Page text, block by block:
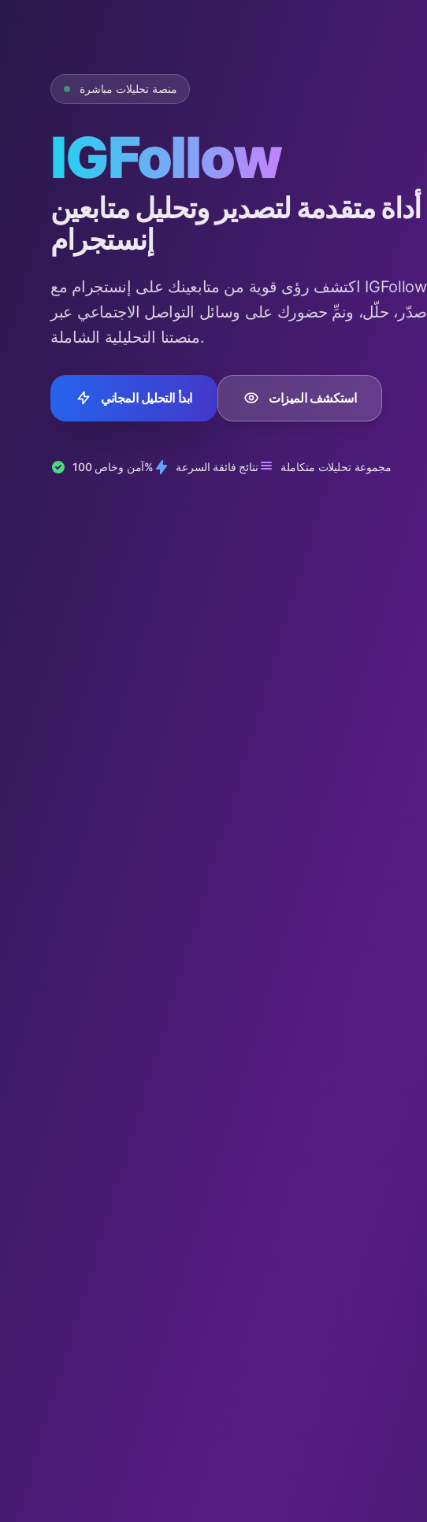
منصة تحليلات مباشرة
IGFollow
أداة متقدمة لتصدير وتحليل متابعين
إنستجرام
اكتشف رؤى قوية من متابعينك على إنستجرام مع IGFollow.
صدّر، حلّل، ونمِّ حضورك على وسائل التواصل الاجتماعي عبر
منصتنا التحليلية الشاملة.
ابدأ التحليل المجاني استكشف الميزات
آمن وخاص 100% نتائج فائقة السرعة مجموعة تحليلات متكاملة